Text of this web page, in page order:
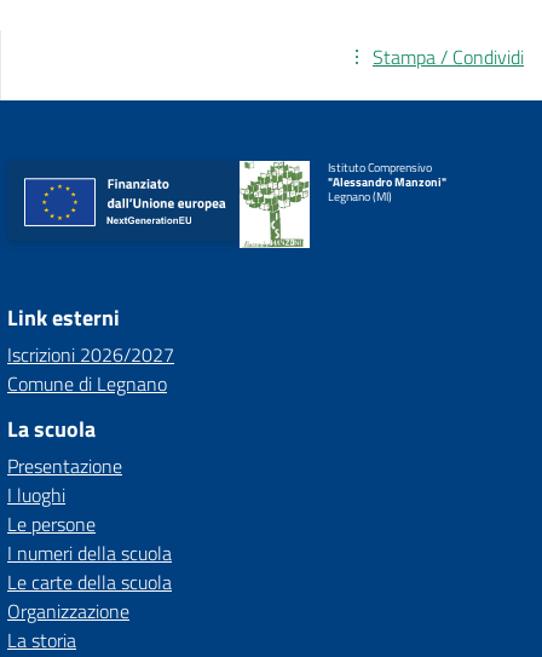
Stampa / Condividi
Istituto Comprensivo
"Alessandro Manzoni"
Legnano (MI)
Link esterni
Iscrizioni 2026/2027
Comune di Legnano
La scuola
Presentazione
I luoghi
Le persone
I numeri della scuola
Le carte della scuola
Organizzazione
La storia